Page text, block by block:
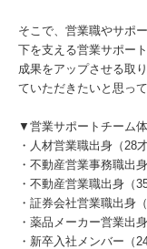
そこで、営業職やサポ
下を支える営業サポー
成果をアップさせる取
ていただきたいと思って
▼営業サポートチーム体
・人材営業職出身（28
・不動産営業事務職出
・不動産営業職出身（
・証券会社営業職出身
・薬品メーカー営業出
・新卒入社メンバー（